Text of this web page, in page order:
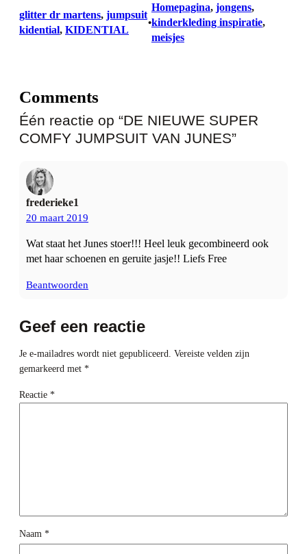
glitter dr martens, jumpsuit
kidential, KIDENTIAL
•
Homepagina, jongens ,
kinderkleding inspiratie ,
meisjes
Comments
Één reactie op “DE NIEUWE SUPER
COMFY JUMPSUIT VAN JUNES”
frederieke1
20 maart 2019
Wat staat het Junes stoer!!! Heel leuk gecombineerd ook
met haar schoenen en geruite jasje!! Liefs Free
Beantwoorden
Geef een reactie
Je e-mailadres wordt niet gepubliceerd.
Vereiste velden zijn
gemarkeerd met *
Reactie *
Naam *